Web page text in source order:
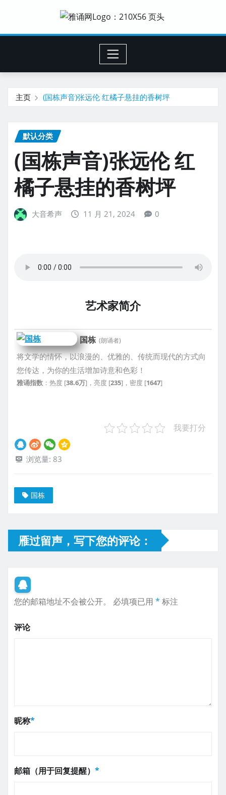
主页 (国栋声音)张远伦 红橘子悬挂的香树坪
默认分类
(国栋声音)张远伦 红
橘子悬挂的香树坪
大音希声 11 月 21, 2024 0
艺术家简介
国栋 (朗诵者)
将文学的情怀，以浪漫的、优雅的、传统而现代的方式向
您传达，为你的生活增加诗意和色彩！
雅诵指数 ：热度 [38.6万]，亮度 [235]，密度 [1647]
我要打分
浏览量: 83
国栋
雁过留声，写下您的评论：
您的邮箱地址不会被公开。 必填项已用 * 标注
评论
昵称*
邮箱（用于回复提醒） *